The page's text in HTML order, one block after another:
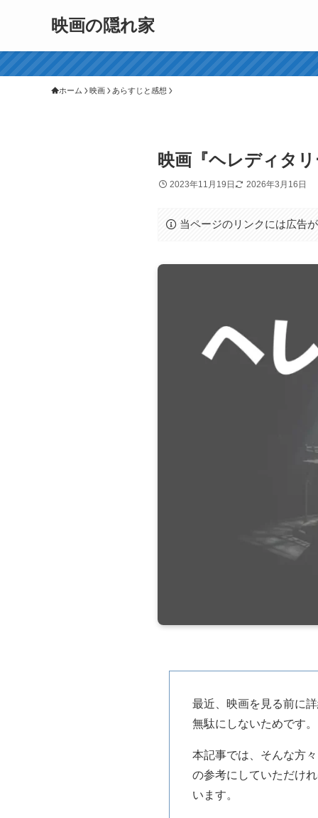
映画の隠れ家
ホーム 映画 あらすじと感想
映画『ヘレディタ
2023年11月19日 2026年3月16日
当ページのリンクには広告
最近、映画を見る前に
無駄にしないためです。
本記事では、そんな方
の参考にしていただけ
います。